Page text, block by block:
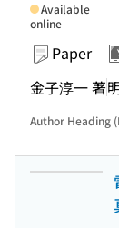
Paper
金子淳一 著
Available
online
Author Heading